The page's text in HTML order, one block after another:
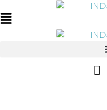
springen
Inhalt
Main